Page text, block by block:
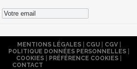
MENTIONS LÉGALES| CGU| CGV|
POLITIQUE DONNÉES PERSONNELLES
COOKIES
PRÉFÉRENCE COOKIES
CONTACT